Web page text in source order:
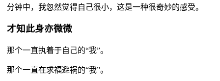
分钟中，我忽然觉得自己很小，这是一种很奇妙的感受。
才知此身亦微微
那个一直执着于自己的“我”。
那个一直在求福避祸的“我”。